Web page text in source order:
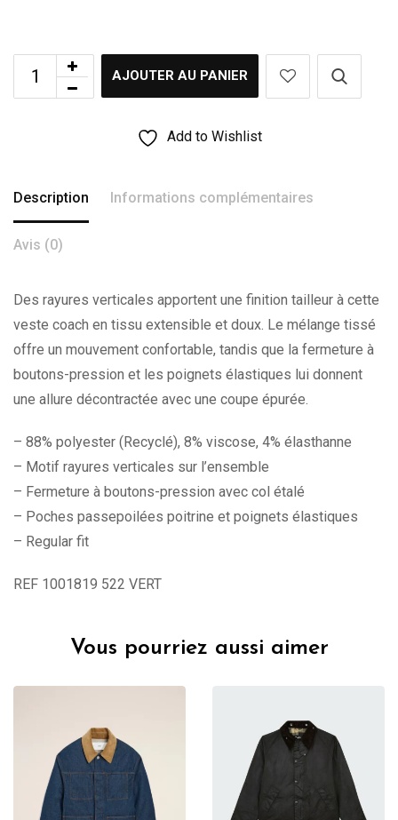
AJOUTER AU PANIER
Add to Wishlist
Description Informations complémentaires
Avis (0)
Des rayures verticales apportent une finition tailleur à cette
veste coach en tissu extensible et doux. Le mélange tissé
offre un mouvement confortable, tandis que la fermeture à
boutons-pression et les poignets élastiques lui donnent
une allure décontractée avec une coupe épurée.
– 88% polyester (Recyclé), 8% viscose, 4% élasthanne
– Motif rayures verticales sur l’ensemble
– Fermeture à boutons-pression avec col étalé
– Poches passepoilées poitrine et poignets élastiques
– Regular fit
REF 1001819 522 VERT
Vous pourriez aussi aimer